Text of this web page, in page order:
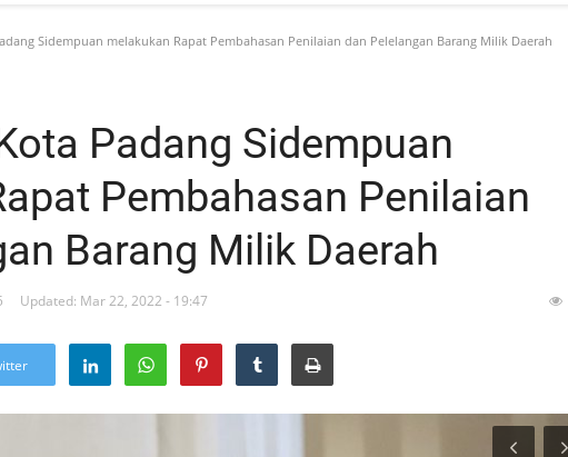
Sidempuan melakukan Rapat Pembahasan Penilaian dan Pelelangan Barang Milik Daerah
Padang Sidempuan
Pembahasan Penilaian
Barang Milik Daerah
Updated: Mar 22, 2022 - 19:47